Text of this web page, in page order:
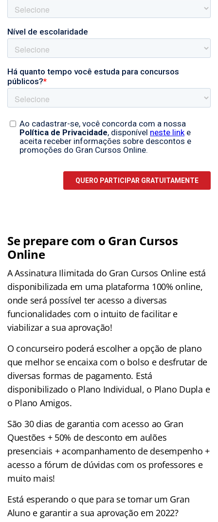
Se prepare com o Gran Cursos
Online
A Assinatura Ilimitada do Gran Cursos Online está
disponibilizada em uma plataforma 100% online,
onde será possível ter acesso a diversas
funcionalidades com o intuito de facilitar e
viabilizar a sua aprovação!
O concurseiro poderá escolher a opção de plano
que melhor se encaixa com o bolso e desfrutar de
diversas formas de pagamento. Está
disponibilizado o Plano Individual, o Plano Dupla e
o Plano Amigos.
São 30 dias de garantia com acesso ao Gran
Questões + 50% de desconto em aulões
presenciais + acompanhamento de desempenho +
acesso a fórum de dúvidas com os professores e
muito mais!
Está esperando o que para se tornar um Gran
Aluno e garantir a sua aprovação em 2022?